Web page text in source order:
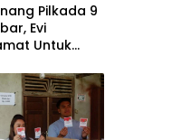
Pilkada 9
Evi
Untuk